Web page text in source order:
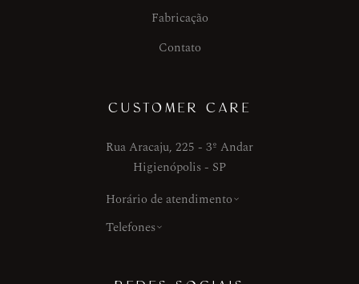
Fabricação
Contato
CUSTOMER CARE
Rua Aracaju, 225 - 3º Andar
Higienópolis - SP
Horário de atendimento
Telefones